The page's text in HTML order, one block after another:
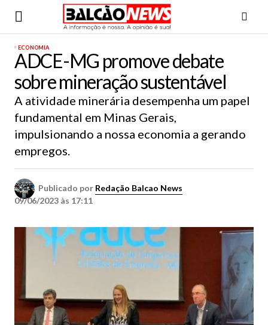
ECONOMIA
ADCE-MG promove debate
sobre mineração sustentável
A atividade minerária desempenha um papel
fundamental em Minas Gerais,
impulsionando a nossa economia a gerando
empregos.
Publicado por Redação Balcao News
09/06/2023 às 17:11